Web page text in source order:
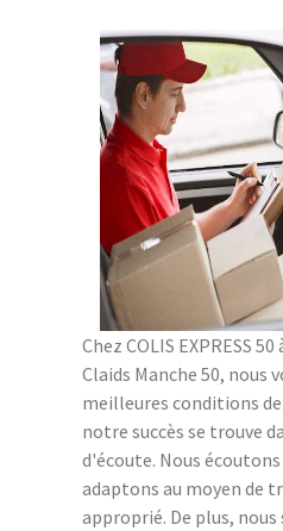
Chez COLIS EXPRESS
Claids Manche 50, nous
meilleures conditions
notre succès se trouve
d'écoute. Nous
adaptons au moyen de
approprié. De plus,